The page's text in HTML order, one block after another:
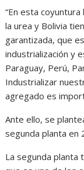
“En esta
la urea y Bolivia
garantizada, que
industrialización y
Paraguay, Perú,
Industrializar
agregado es
Ante ello, se
segunda planta en
La segunda planta